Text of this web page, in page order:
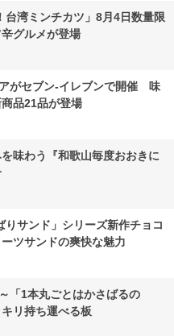
台湾ミンチカツ」8月4日数量限
グルメが登場
がセブン-イレブンで開催 味
品21品が登場
味わう『和歌山毎度おおきに
りサンド」シリーズ新作チョコ
ツサンドの爽快な魅力
「1本丸ごとはかさばるの
リ持ち運べる板